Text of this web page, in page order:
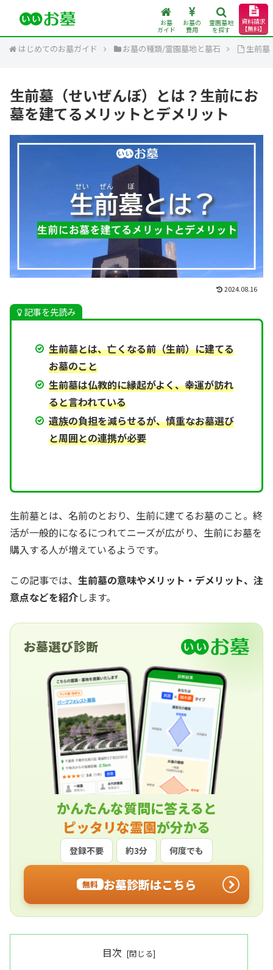
お墓
ガイド
お墓の
費用
霊園墓地
を探す
資料請求
【無料】
はじめてのお墓ガイド お墓の種類/霊園墓地と墓石 生前墓
生前墓（せいぜんぼ）とは？生前にお
墓を建てるメリットとデメリット
2024.08.16
記事を先読み
生前墓とは、亡くなる前（生前）に建てる
お墓のこと
生前墓は仏教的に縁起がよく、幸運が訪れ
ると言われている
遺族の負担を減らせるが、慎重なお墓選び
と周囲との連携が必要
生前墓とは、名前のとおり、生前に建てるお墓のこと。終
活が一般的になるにつれてニーズが広がり、生前にお墓を
購入する人が増えているようです。
この記事では、 生前墓の意味やメリット・デメリット、注
意点などを紹介します。
お墓選び診断
かんたんな質問に答えると
ピッタリな霊園が分かる
登録不要 約3分 何度でも
無料 お墓診断はこちら
目次